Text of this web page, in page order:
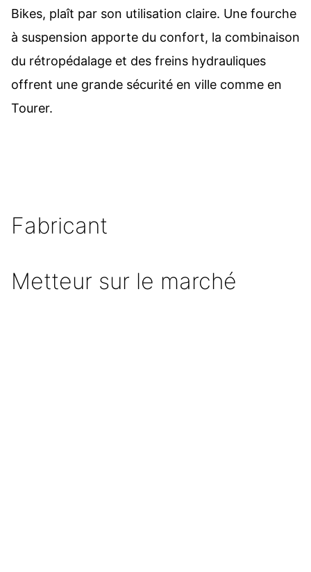
Bikes, plaît par son utilisation claire. Une fourche
à suspension apporte du confort, la combinaison
du rétropédalage et des freins hydrauliques
offrent une grande sécurité en ville comme en
Tourer.
Fabricant
Metteur sur le marché